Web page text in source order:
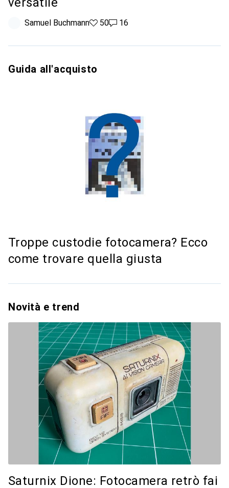
Samuel Buchmann50 like
5016 commenti
16
Guida all'acquisto
Troppe custodie fotocamera? Ecco
come trovare quella giusta
Novità e trend
Saturnix Dione: Fotocamera retrò fai